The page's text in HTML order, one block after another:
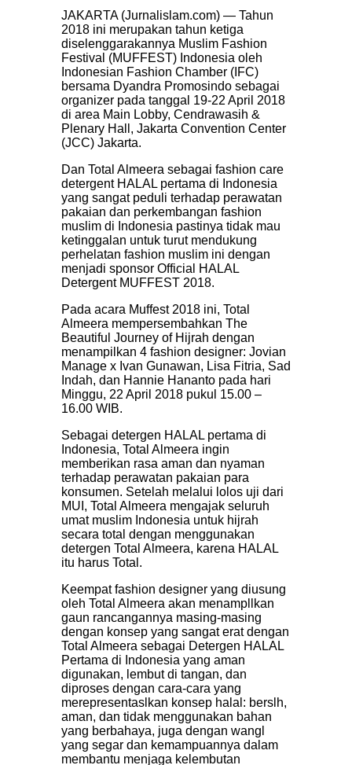
JAKARTA (Jurnalislam.com) — Tahun
2018 ini merupakan tahun ketiga
diselenggarakannya Muslim Fashion
Festival (MUFFEST) Indonesia oleh
Indonesian Fashion Chamber (IFC)
bersama Dyandra Promosindo sebagai
organizer pada tanggal 19-22 April 2018
di area Main Lobby, Cendrawasih &
Plenary Hall, Jakarta Convention Center
(JCC) Jakarta.
Dan Total Almeera sebagai fashion care
detergent HALAL pertama di Indonesia
yang sangat peduli terhadap perawatan
pakaian dan perkembangan fashion
muslim di Indonesia pastinya tidak mau
ketinggalan untuk turut mendukung
perhelatan fashion muslim ini dengan
menjadi sponsor Official HALAL
Detergent MUFFEST 2018.
Pada acara Muffest 2018 ini, Total
Almeera mempersembahkan The
Beautiful Journey of Hijrah dengan
menampilkan 4 fashion designer: Jovian
Manage x Ivan Gunawan, Lisa Fitria, Sad
Indah, dan Hannie Hananto pada hari
Minggu, 22 April 2018 pukul 15.00 –
16.00 WIB.
Sebagai detergen HALAL pertama di
Indonesia, Total Almeera ingin
memberikan rasa aman dan nyaman
terhadap perawatan pakaian para
konsumen. Setelah melalui lolos uji dari
MUI, Total Almeera mengajak seluruh
umat muslim Indonesia untuk hijrah
secara total dengan menggunakan
detergen Total Almeera, karena HALAL
itu harus Total.
Keempat fashion designer yang diusung
oleh Total Almeera akan menampllkan
gaun rancangannya masing-masing
dengan konsep yang sangat erat dengan
Total Almeera sebagai Detergen HALAL
Pertama di Indonesia yang aman
digunakan, lembut di tangan, dan
diproses dengan cara-cara yang
merepresentaslkan konsep halal: berslh,
aman, dan tidak menggunakan bahan
yang berbahaya, juga dengan wangl
yang segar dan kemampuannya dalam
membantu menjaga kelembutan